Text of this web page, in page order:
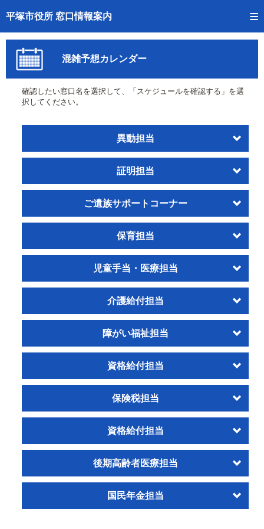
平塚市役所 窓口情報案内
トップページへ
ご利用方法
事前予約
予約状況確認
混雑予想カレンダー
混雑予想カレンダー
確認したい窓口名を選択して、「スケジュールを確認する」を選
択してください。
異動担当
証明担当
ご遺族サポートコーナー
保育担当
児童手当・医療担当
介護給付担当
障がい福祉担当
資格給付担当
保険税担当
資格給付担当
後期高齢者医療担当
国民年金担当